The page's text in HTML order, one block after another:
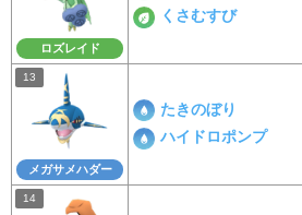
ロズレイド
くさむすび
メガサメハダー
たきのぼり
ハイドロポンプ